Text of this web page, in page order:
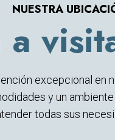
NUESTRA
a
excepcional en
y un
todas sus